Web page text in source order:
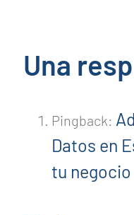
Una
Pingback:
Datos en
tu negocio